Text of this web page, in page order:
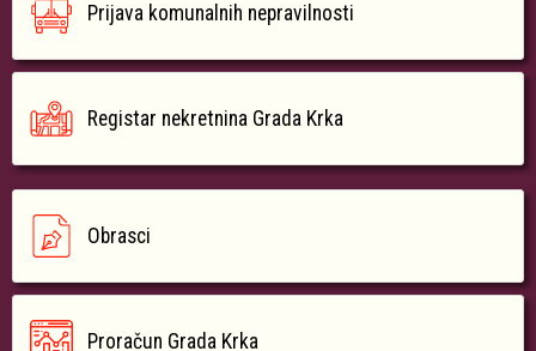
Prijava komunalnih nepravilnosti
Registar nekretnina Grada Krka
Obrasci
Proračun Grada Krka